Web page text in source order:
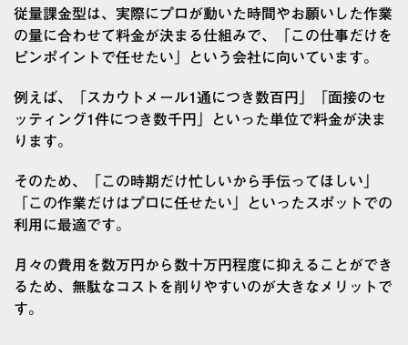
従量課金型は、実際にプロが動いた時間やお願いした作業
の量に合わせて料金が決まる仕組みで、「この仕事だけを
ピンポイントで任せたい」という会社に向いています。
例えば、「スカウトメール1通につき数百円」「面接のセ
ッティング1件につき数千円」といった単位で料金が決ま
ります。
そのため、「この時期だけ忙しいから手伝ってほしい」
「この作業だけはプロに任せたい」といったスポットでの
利用に最適です。
月々の費用を数万円から数十万円程度に抑えることができ
るため、無駄なコストを削りやすいのが大きなメリットで
す。